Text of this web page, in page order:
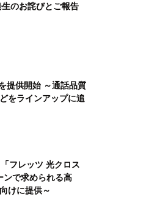
のお詫びとご報告
提供開始 ～通話品質
をラインアップに追
フレッツ 光クロス
で求められる高
けに提供～